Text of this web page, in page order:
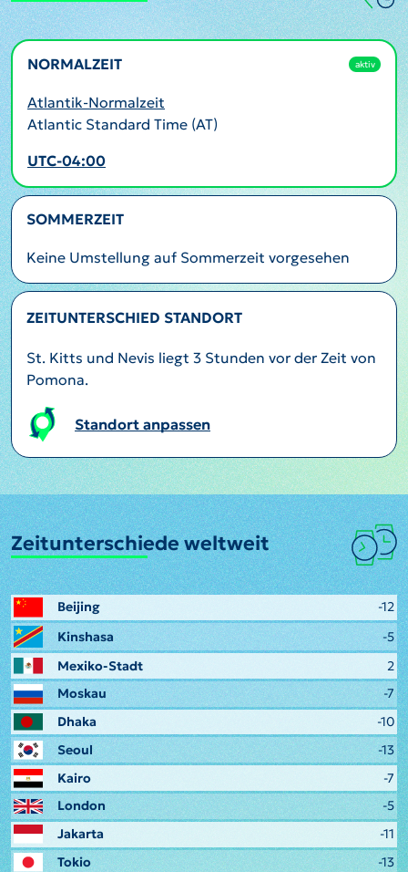
NORMALZEIT aktiv
Atlantik-Normalzeit
Atlantic Standard Time (AT)
UTC-04:00
SOMMERZEIT
Keine Umstellung auf Sommerzeit vorgesehen
ZEITUNTERSCHIED STANDORT
St. Kitts und Nevis liegt 3 Stunden vor der Zeit von
Pomona.
Standort anpassen
Zeitunterschiede weltweit
Beijing
-12
Kinshasa
-5
Mexiko-Stadt
2
Moskau
-7
Dhaka
-10
Seoul
-13
Kairo
-7
London
-5
Jakarta
-11
Tokio
-13